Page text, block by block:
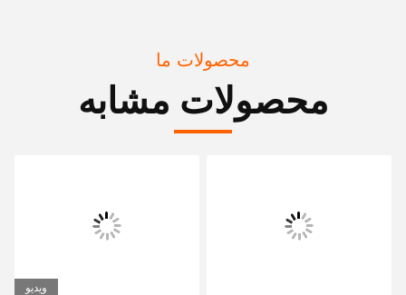
محصولات ما
محصولات مشابه
ویدیو